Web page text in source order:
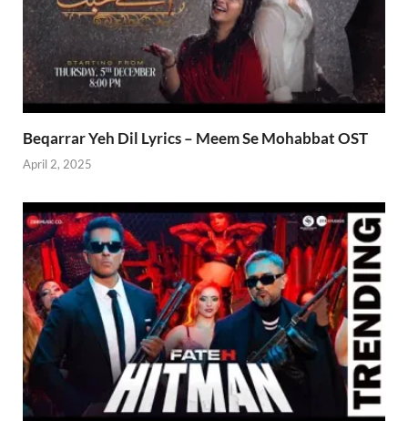
Beqarrar Yeh Dil Lyrics – Meem Se Mohabbat OST
April 2, 2025